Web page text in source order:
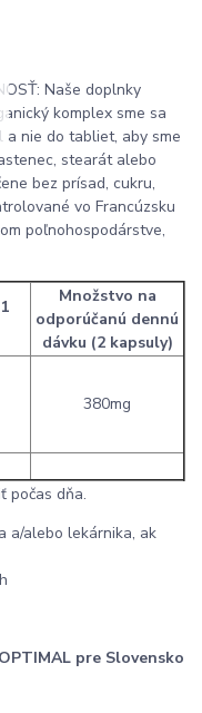
Naše doplnky
komplex sme sa
nie do tabliet, aby sme
stearát alebo
bez prísad, cukru,
vo Francúzsku
poľnohospodárstve,
Množstvo na
odporúčanú dennú
dávku (2 kapsuly)
380mg
počas dňa.
a/alebo lekárnika, ak
pre Slovensko